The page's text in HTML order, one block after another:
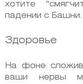
хотите
падении с Башни.
Здоровье
На фоне
ваши нервы